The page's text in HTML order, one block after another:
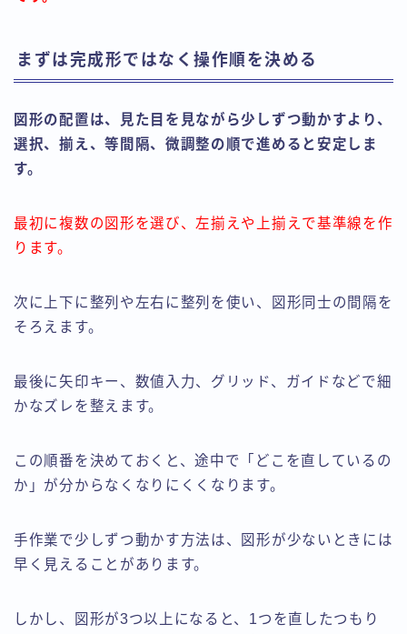
まずは完成形ではなく操作順を決める
図形の配置は、見た目を見ながら少しずつ動かすより、
選択、揃え、等間隔、微調整の順で進めると安定しま
す。
最初に複数の図形を選び、左揃えや上揃えで基準線を作
ります。
次に上下に整列や左右に整列を使い、図形同士の間隔を
そろえます。
最後に矢印キー、数値入力、グリッド、ガイドなどで細
かなズレを整えます。
この順番を決めておくと、途中で「どこを直しているの
か」が分からなくなりにくくなります。
手作業で少しずつ動かす方法は、図形が少ないときには
早く見えることがあります。
しかし、図形が3つ以上になると、1つを直したつもり